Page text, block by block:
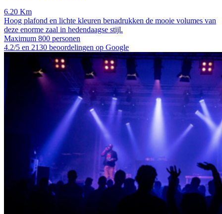
6.20 Km
Hoog plafond en lichte kleuren benadrukken de mooie volumes van
deze enorme zaal in hedendaagse stijl.
Maximum 800 personen
4.2/5 en 2130 beoordelingen op Google